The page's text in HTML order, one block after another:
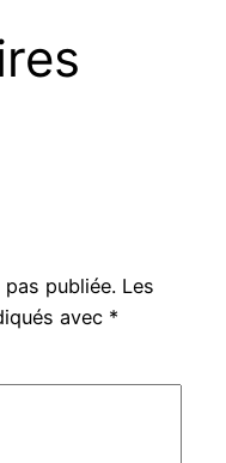
publiée. Les
avec *